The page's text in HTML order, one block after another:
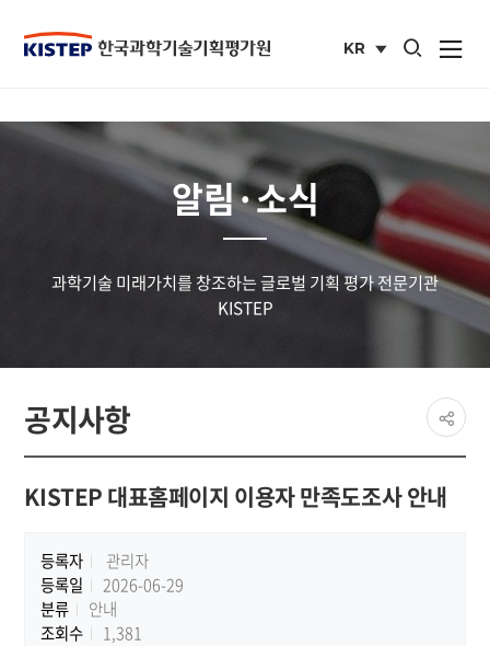
KR
통합검색 열기
사이트맵
알림·소식
과학기술 미래가치를 창조하는 글로벌 기획 평가 전문기관
KISTEP
공지사항
페이지
공유
share
KISTEP 대표홈페이지 이용자 만족도조사 안내
등록자
관리자
등록일
2026-06-29
분류
안내
조회수
1,381